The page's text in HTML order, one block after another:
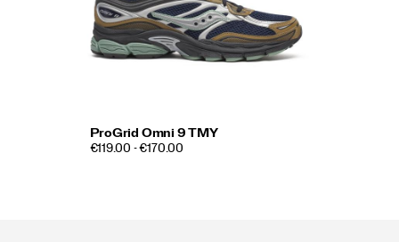
ProGrid Omni 9 TMY
€119.00 - €170.00